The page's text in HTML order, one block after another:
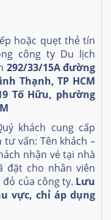
hoặc quẹt thẻ tín
công ty Du lịch
292/33/15A đường
Thạnh, TP HCM
Tố Hữu, phường
khách cung cấp
vấn: Tên khách –
nhận vé tại nhà
đặt cho nhân viên
của công ty. Lưu
vực, chỉ áp dụng